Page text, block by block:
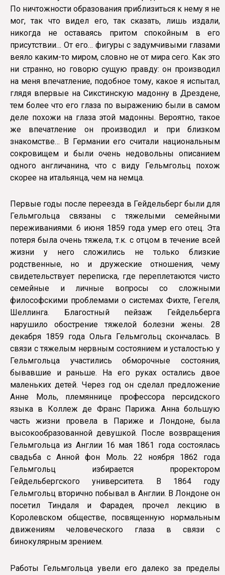
По ничтожности образования приблизиться к нему я не
мог, так что видел его, так сказать, лишь издали,
никогда не оставаясь притом спокойным в его
присутствии… От его… фигуры с задумчивыми глазами
веяло каким-то миром, словно не от мира сего. Как это
ни странно, но говорю сущую правду: он производил
на меня впечатление, подобное тому, какое я испытал,
глядя впервые на Сикстинскую мадонну в Дрездене,
тем более что его глаза по выражению были в самом
деле похожи на глаза этой мадонны. Вероятно, такое
же впечатление он производил и при близком
знакомстве… В Германии его считали национальным
сокровищем и были очень недовольны описанием
одного англичанина, что с виду Гельмгольц похож
скорее на итальянца, чем на немца.
Первые годы после переезда в Гейдельберг были для
Гельмгольца связаны с тяжелыми семейными
переживаниями. 6 июня 1859 года умер его отец. Эта
потеря была очень тяжела, т.к. с отцом в течение всей
жизни у него сложились не только близкие
родственные, но и дружеские отношения, чему
свидетельствует переписка, где переплетаются чисто
семейные и личные вопросы со сложными
философскими проблемами о системах Фихте, Гегеля,
Шеллинга. Благостный пейзаж Гейдельберга
нарушило обострение тяжелой болезни жены. 28
декабря 1859 года Ольга Гельмгольц скончалась. В
связи с тяжелым нервным состоянием и усталостью у
Гельмгольца участились обморочные состояния,
бывавшие и раньше. На его руках остались двое
маленьких детей. Через год он сделал предложение
Анне Моль, племяннице профессора персидского
языка в Коллеж де Франс Парижа. Анна большую
часть жизни провела в Париже и Лондоне, была
высокообразованной девушкой. После возвращения
Гельмгольца из Англии 16 мая 1861 года состоялась
свадьба с Анной фон Моль. 22 ноября 1862 года
Гельмгольц избирается проректором
Гейдельбергского университета. В 1864 году
Гельмгольц вторично побывал в Англии. В Лондоне он
посетил Тиндаля и Фарадея, прочел лекцию в
Королевском обществе, посвященную нормальным
движениям человеческого глаза в связи с
бинокулярным зрением.
Работы Гельмгольца увели его далеко за пределы